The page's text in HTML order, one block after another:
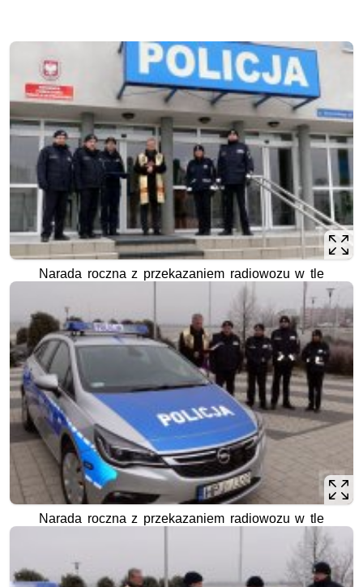
Narada roczna z przekazaniem radiowozu w tle
Narada roczna z przekazaniem radiowozu w tle